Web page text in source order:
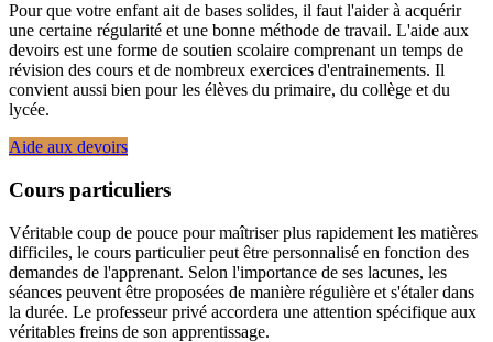
Pour que votre enfant ait de bases solides, il faut l'aider à acquérir
une certaine régularité et une bonne méthode de travail. L'aide aux
devoirs est une forme de soutien scolaire comprenant un temps de
révision des cours et de nombreux exercices d'entrainements. Il
convient aussi bien pour les élèves du primaire, du collège et du
lycée.
Aide aux devoirs
Cours particuliers
Véritable coup de pouce pour maîtriser plus rapidement les matières
difficiles, le cours particulier peut être personnalisé en fonction des
demandes de l'apprenant. Selon l'importance de ses lacunes, les
séances peuvent être proposées de manière régulière et s'étaler dans
la durée. Le professeur privé accordera une attention spécifique aux
véritables freins de son apprentissage.